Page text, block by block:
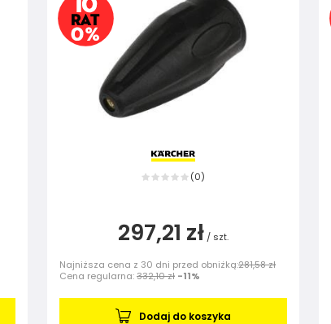
(0)
297,21 zł / szt.
Najniższa cena z 30 dni przed obniżką:281,58 zł
Cena regularna:332,10 zł -11%
Dodaj do koszyka